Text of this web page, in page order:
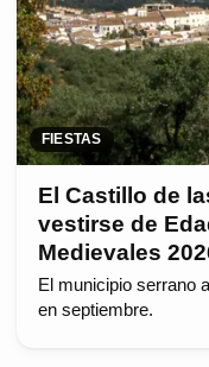
FIESTAS
El Castillo de
vestirse de
Medievales
El municipio serrano
en septiembre.